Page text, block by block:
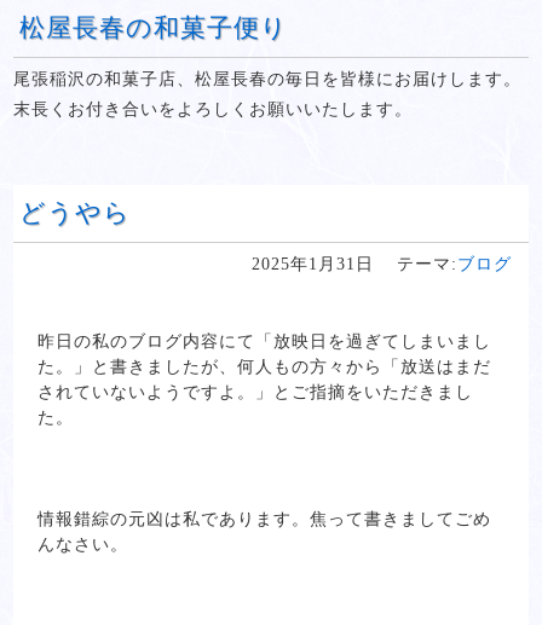
松屋長春の和菓子便り
尾張稲沢の和菓子店、松屋長春の毎日を皆様にお届けします。
末長くお付き合いをよろしくお願いいたします。
どうやら
2025年1月31日 テーマ: ブログ
昨日の私のブログ内容にて「放映日を過ぎてしまいまし
た。」と書きましたが、何人もの方々から「放送はまだ
されていないようですよ。」とご指摘をいただきまし
た。
情報錯綜の元凶は私であります。焦って書きましてごめ
んなさい。